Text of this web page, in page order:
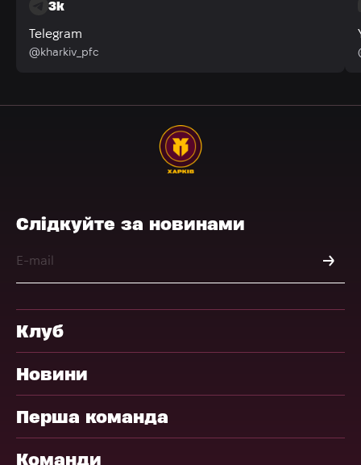
3k
Telegram
@kharkiv_pfc
Слідкуйте за новинами
Клуб
Новини
Перша команда
Команди